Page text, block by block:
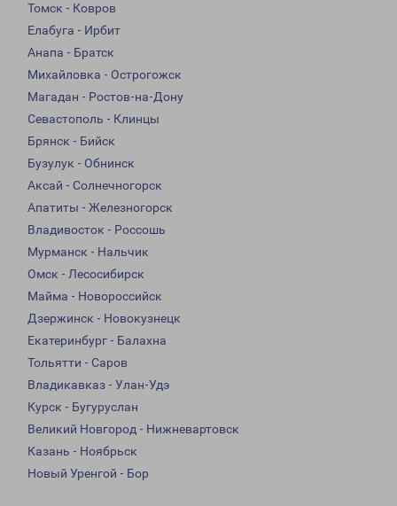
Томск - Ковров
Елабуга - Ирбит
Анапа - Братск
Михайловка - Острогожск
Магадан - Ростов-на-Дону
Севастополь - Клинцы
Брянск - Бийск
Бузулук - Обнинск
Аксай - Солнечногорск
Апатиты - Железногорск
Владивосток - Россошь
Мурманск - Нальчик
Омск - Лесосибирск
Майма - Новороссийск
Дзержинск - Новокузнецк
Екатеринбург - Балахна
Тольятти - Саров
Владикавказ - Улан-Удэ
Курск - Бугуруслан
Великий Новгород - Нижневартовск
Казань - Ноябрьск
Новый Уренгой - Бор